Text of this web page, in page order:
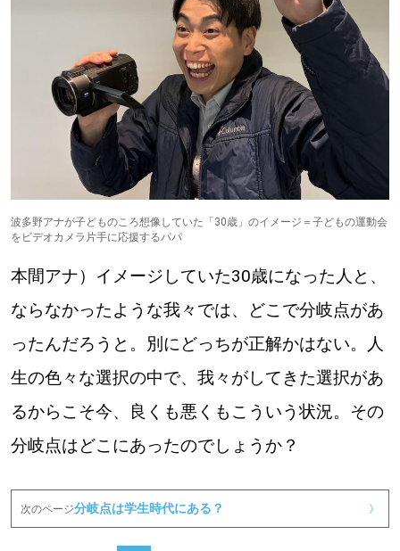
波多野アナが子どものころ想像していた「30歳」のイメージ＝子どもの運動会
をビデオカメラ片手に応援するパパ
本間アナ）イメージしていた30歳になった人と、
ならなかったような我々では、どこで分岐点があ
ったんだろうと。別にどっちが正解かはない。人
生の色々な選択の中で、我々がしてきた選択があ
るからこそ今、良くも悪くもこういう状況。その
分岐点はどこにあったのでしょうか？
次のページ分岐点は学生時代にある？ 》